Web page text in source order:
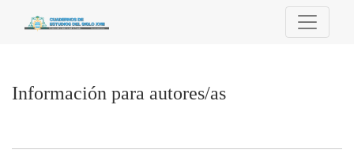
Información para autores/as